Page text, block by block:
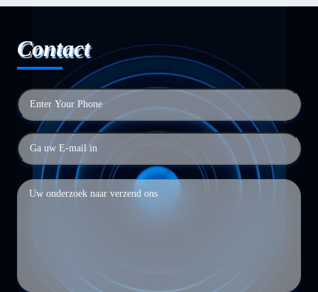
Contact